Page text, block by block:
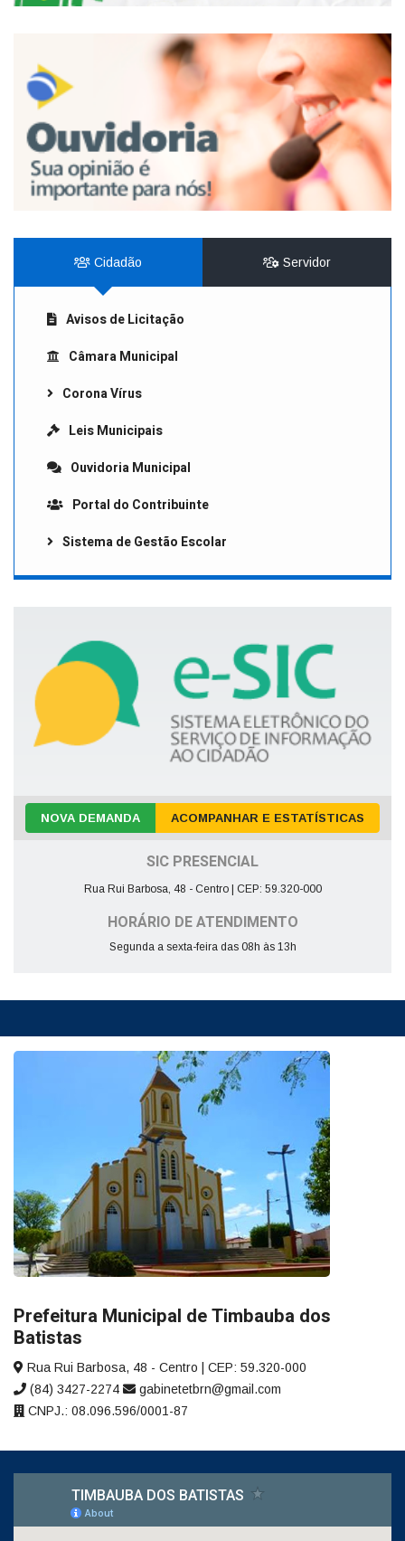
Cidadão Servidor
Avisos de Licitação
Câmara Municipal
Corona Vírus
Leis Municipais
Ouvidoria Municipal
Portal do Contribuinte
Sistema de Gestão Escolar
NOVA DEMANDA ACOMPANHAR E ESTATÍSTICAS
SIC PRESENCIAL
Rua Rui Barbosa, 48 - Centro | CEP: 59.320-000
HORÁRIO DE ATENDIMENTO
Segunda a sexta-feira das 08h às 13h
Prefeitura Municipal de Timbauba dos
Batistas
Rua Rui Barbosa, 48 - Centro | CEP: 59.320-000
(84) 3427-2274
gabinetetbrn@gmail.com
CNPJ.: 08.096.596/0001-87